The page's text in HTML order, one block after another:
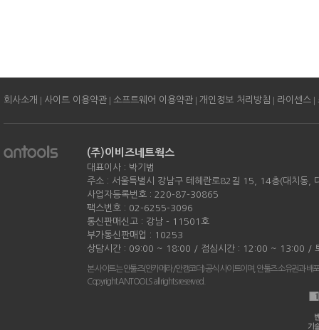
회사소개 | 사이트 이용약관 | 소프트웨어 이용약관 | 개인정보 처리방침 | 라이센스 |
(주)이비즈네트웍스
대표이사 : 박기범
주소 : 서울특별시 강남구 테헤란로82길 15, 14층(대치동,
사업자등록번호 : 220-87-30865
팩스번호 : 02-6255-3096
통신판매신고 : 강남 - 11501호
부가통신판매업 : 10253
상담시간 : 09:00 ~ 18:00 / 점심시간 : 12:00 ~ 13:00 /
본 사이트는 안툴즈(안카메라/안캠코더) 공식 사이트이며, 안툴즈 소유권과 배
Copyright ANTOOLS all rights reserved.